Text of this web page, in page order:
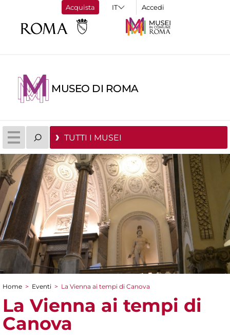
Acquista Accedi
MUSEO DI ROMA
TUTTI I MUSEI
Tu sei qui
Home > Eventi > La Vienna ai tempi di Canova
La Vienna ai tempi di
Canova